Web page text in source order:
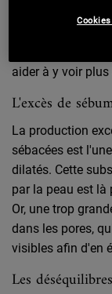
Vous avez
aider à y voir plus
L'excès de
La production
sébacées est
dilatés. Cette
par la peau est là
Or, une trop
dans les pores,
visibles afin d'en
Les